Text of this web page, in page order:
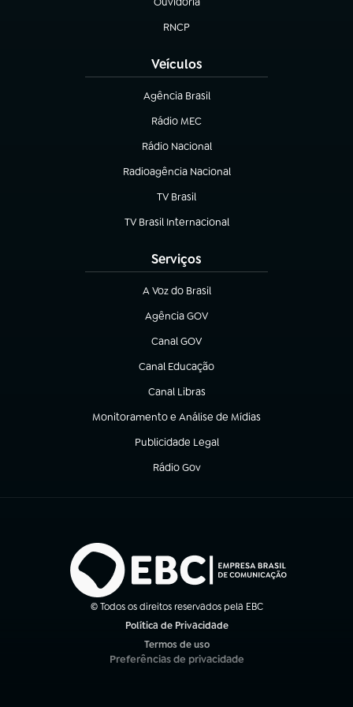
(abre em nova aba)
RNCP
(abre em nova aba)
Veículos
Agência Brasil
(abre em nova aba)
Rádio MEC
(abre em nova aba)
Rádio Nacional
Radioagência Nacional
(abre em nova aba)
TV Brasil
(abre em nova aba)
TV Brasil Internacional
(abre em nova aba)
Serviços
A Voz do Brasil
(abre em nova aba)
Agência GOV
(abre em nova aba)
Canal GOV
(abre em nova aba)
Canal Educação
(abre em nova aba)
Canal Libras
(abre em nova aba)
Monitoramento e Análise de Mídias
(abre em nova aba)
Publicidade Legal
(abre em nova aba)
Rádio Gov
(abre em nova aba)
© Todos os direitos reservados pela EBC
Política de Privacidade
Termos de uso
(abre em nova aba)
Preferências de privacidade